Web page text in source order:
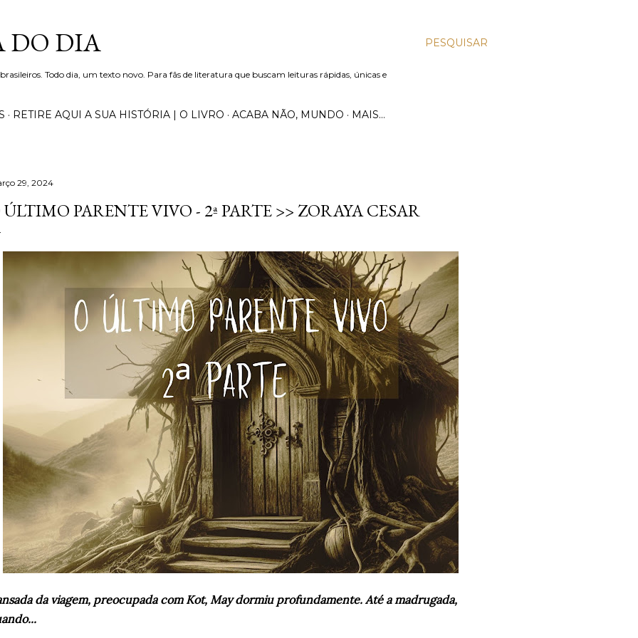
PESQUISAR
DO DIA
Todo dia, um texto novo. Para fãs de literatura que buscam leituras rápidas, únicas e
RETIRE AQUI A SUA HISTÓRIA | O LIVRO ACABA NÃO, MUNDO MAIS…
29, 2024
ÚLTIMO PARENTE VIVO - 2ª PARTE >> ZORAYA CESAR
da viagem, preocupada com Kot, May dormiu profundamente. Até a madrugada,